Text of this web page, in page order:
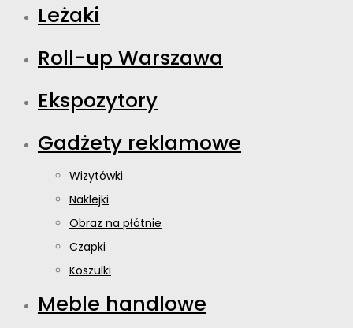
Leżaki
Roll-up Warszawa
Ekspozytory
Gadżety reklamowe
Wizytówki
Naklejki
Obraz na płótnie
Czapki
Koszulki
Meble handlowe